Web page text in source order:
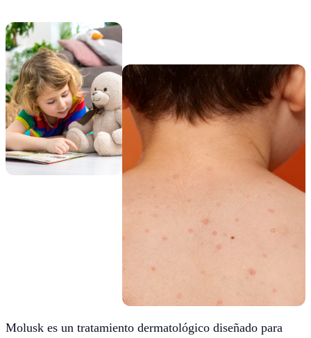
Molusk es un tratamiento dermatológico diseñado para